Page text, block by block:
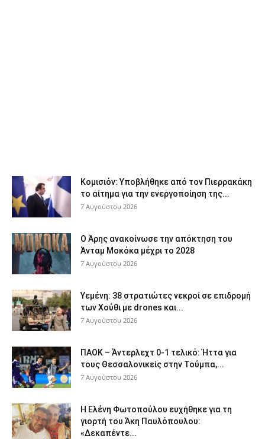
Κομισιόν: Υποβλήθηκε από τον Πιερρακάκη
το αίτημα για την ενεργοποίηση της...
7 Αυγούστου 2026
Ο Άρης ανακοίνωσε την απόκτηση του
Άνταμ Μοκόκα μέχρι το 2028
7 Αυγούστου 2026
Υεμένη: 38 στρατιώτες νεκροί σε επιδρομή
των Χούθι με drones και...
7 Αυγούστου 2026
ΠΑΟΚ – Άντερλεχτ 0-1 τελικό: Ήττα για
τους Θεσσαλονικείς στην Τούμπα,...
7 Αυγούστου 2026
Η Ελένη Φωτοπούλου ευχήθηκε για τη
γιορτή του Άκη Παυλόπουλου:
«Δεκαπέντε...